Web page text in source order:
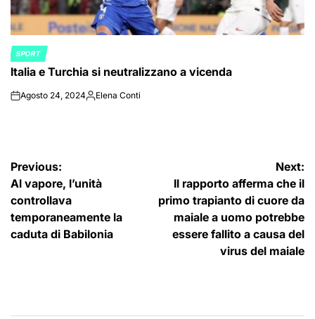
POSTED
IN
SPORT
Italia e Turchia si neutralizzano a vicenda
onAgosto 24, 2024Posted
Elena Conti
Navigazione
articoli
Previous:
Al vapore, l’unità
controllava
temporaneamente la
caduta di Babilonia
Next:
Il rapporto afferma che il
primo trapianto di cuore da
maiale a uomo potrebbe
essere fallito a causa del
virus del maiale